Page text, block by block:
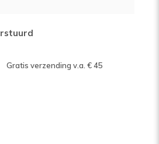
Gratis verzending v.a. € 45